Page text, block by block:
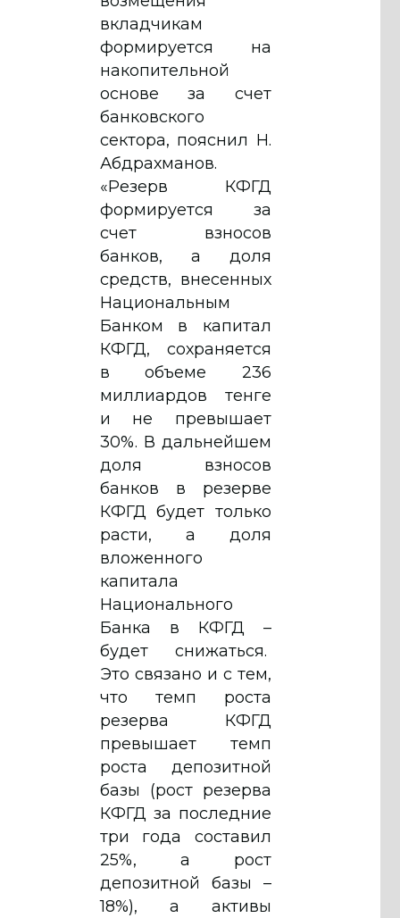
вкладчикам
формируется на
накопительной
основе за счет
банковского
сектора, пояснил Н.
Абдрахманов.
«Резерв КФГД
формируется за
счет взносов
банков, а доля
средств, внесенных
Национальным
Банком в капитал
КФГД, сохраняется
в объеме 236
миллиардов тенге
и не превышает
30%. В дальнейшем
доля взносов
банков в резерве
КФГД будет только
расти, а доля
вложенного
капитала
Национального
Банка в КФГД –
будет снижаться.
Это связано и с тем,
что темп роста
резерва КФГД
превышает темп
роста депозитной
базы (рост резерва
КФГД за последние
три года составил
25%, а рост
депозитной базы –
18%), а активы